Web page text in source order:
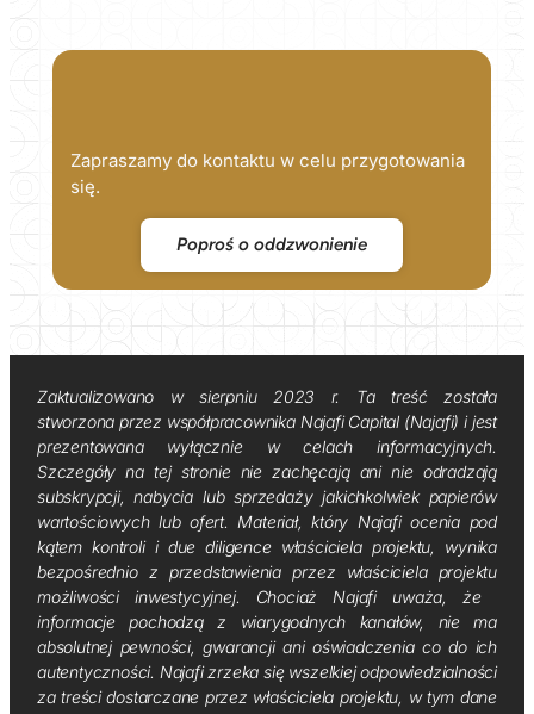
Zapraszamy do kontaktu w celu przygotowania
się.
Poproś o oddzwonienie
Zaktualizowano w sierpniu 2023 r. Ta treść została
stworzona przez współpracownika Najafi Capital (Najafi) i jest
prezentowana wyłącznie w celach informacyjnych.
Szczegóły na tej stronie nie zachęcają ani nie odradzają
subskrypcji, nabycia lub sprzedaży jakichkolwiek papierów
wartościowych lub ofert. Materiał, który Najafi ocenia pod
kątem kontroli i due diligence właściciela projektu, wynika
bezpośrednio z przedstawienia przez właściciela projektu
możliwości inwestycyjnej. Chociaż Najafi uważa, że ​​
informacje pochodzą z wiarygodnych kanałów, nie ma
absolutnej pewności, gwarancji ani oświadczenia co do ich
autentyczności. Najafi zrzeka się wszelkiej odpowiedzialności
za treści dostarczane przez właściciela projektu, w tym dane